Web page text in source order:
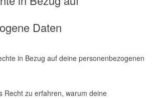
Daten
in Bezug auf deine personenbezogenen
Recht zu erfahren, warum deine